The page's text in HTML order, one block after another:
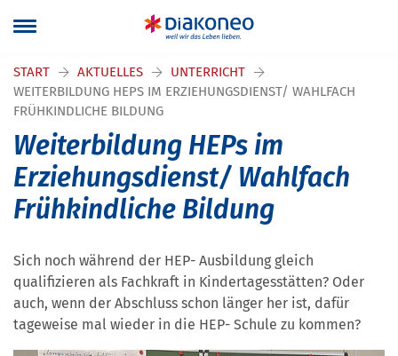
START AKTUELLES
UNTERRICHT
WEITERBILDUNG HEPS IM ERZIEHUNGSDIENST/ WAHLFACH
FRÜHKINDLICHE BILDUNG
Weiterbildung HEPs im
Erziehungsdienst/ Wahlfach
Frühkindliche Bildung
Sich noch während der HEP- Ausbildung gleich
qualifizieren als Fachkraft in Kindertagesstätten? Oder
auch, wenn der Abschluss schon länger her ist, dafür
tageweise mal wieder in die HEP- Schule zu kommen?